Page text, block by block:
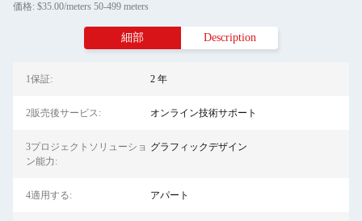
価格: $35.00/meters 50-499 meters
細部 Description
1保証: 2 年
2販売後サービス: オンライン技術サポート
3プロジェクトソリューショ
ン能力:
グラフィックデザイン
4適用する: アパート